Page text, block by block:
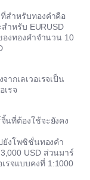
สำหรับทองคำคือ
ำหรับ EURUSD
งทองคำจำนวน 10
กเลเวอเรจเป็น
เรจ
นที่ต้องใช้จะยังคง
ยังโพซิชั่นทองคำ
USD ส่วนมาร์
รจแบบคงที่ 1:1000